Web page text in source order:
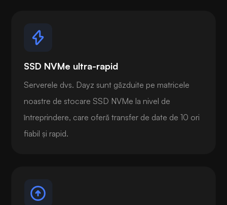
SSD NVMe ultra-rapid
Serverele dvs. Dayz sunt găzduite pe matricele
noastre de stocare SSD NVMe la nivel de
întreprindere, care oferă transfer de date de 10 ori
fiabil și rapid.